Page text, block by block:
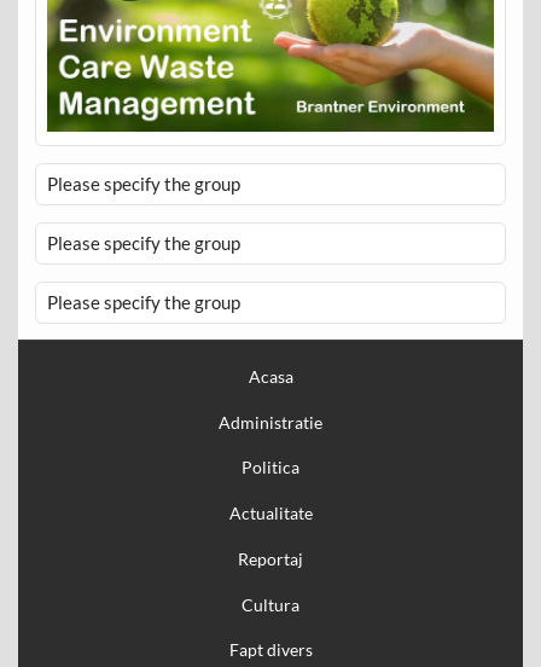
Please specify the group
Please specify the group
Please specify the group
Acasa
Administratie
Politica
Actualitate
Reportaj
Cultura
Fapt divers